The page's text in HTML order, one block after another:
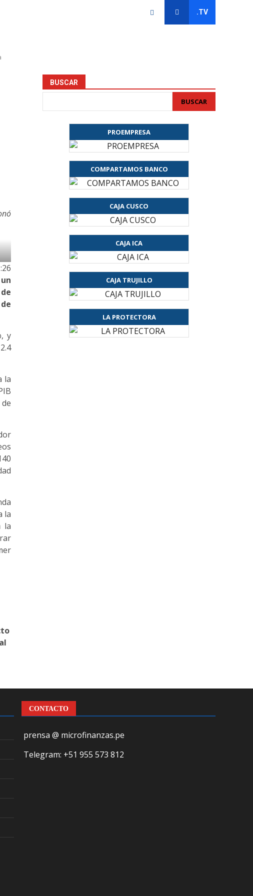
.TV
y
la
la
la
BUSCAR
BUSCAR
PROEMPRESA
COMPARTAMOS BANCO
CAJA CUSCO
CAJA ICA
CAJA TRUJILLO
LA PROTECTORA
CONTACTO
prensa @ microfinanzas.pe
Telegram: +51 955 573 812